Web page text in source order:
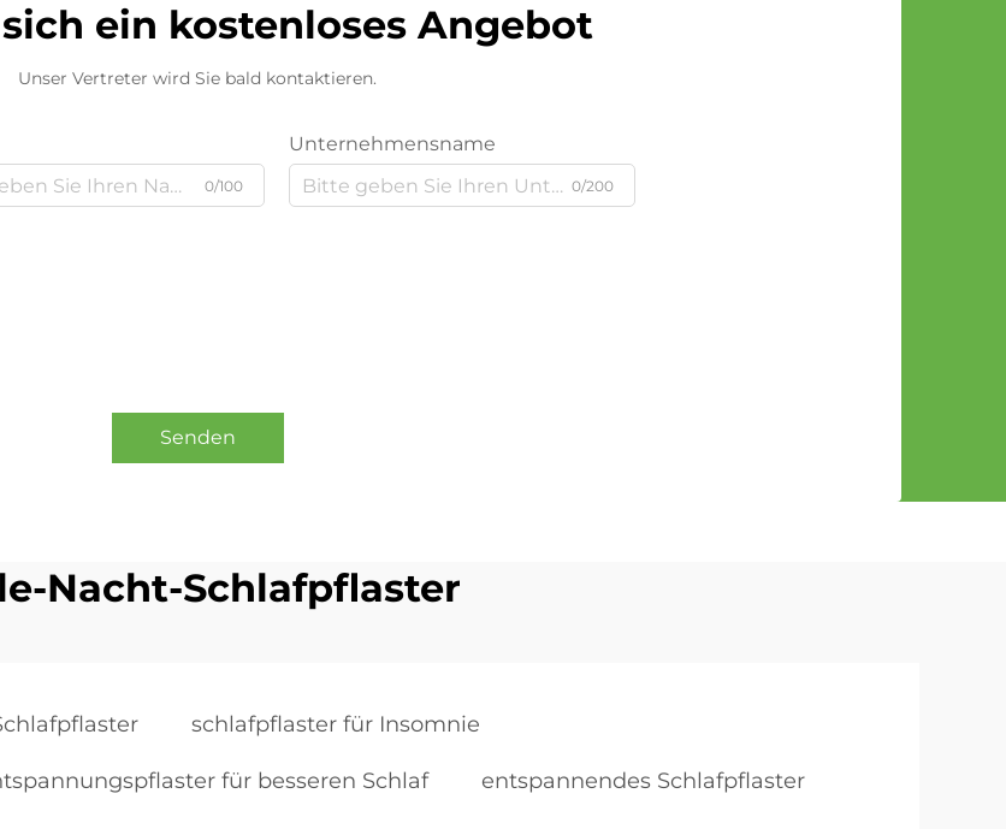
ein kostenloses Angebot
Unser Vertreter wird Sie bald kontaktieren.
0/100
Unternehmensname
0/200
Senden
Nacht-Schlafpflaster
schlafpflaster für Insomnie
für besseren Schlaf entspannendes Schlafpflaster